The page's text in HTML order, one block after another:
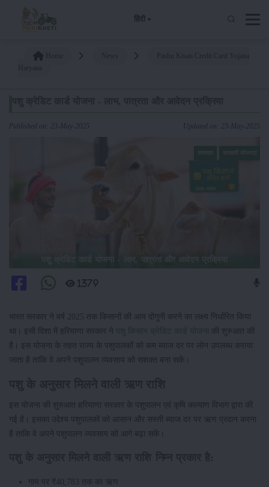
हिंदी
Published on: 23-May-2025 Updated on: 23-May-2025
पशु क्रेडिट कार्ड योजना - लाभ, पात्रता और आवेदन प्रक्रिया
1379
भारत सरकार ने वर्ष 2025 तक किसानों की आय दोगुनी करने का लक्ष्य निर्धारित किया
था। इसी दिशा में हरियाणा सरकार ने
पशु किसान क्रेडिट कार्ड योजना
की शुरुआत की
है। इस योजना के तहत राज्य के पशुपालकों को कम ब्याज दर पर लोन उपलब्ध कराया
जाता है ताकि वे अपने पशुपालन व्यवसाय को सशक्त बना सकें।
इस योजना की शुरुआत हरियाणा सरकार के पशुपालन एवं कृषि कल्याण विभाग द्वारा की
गई है। इसका उद्देश्य पशुपालकों को आसान और सस्ती ब्याज दर पर ऋण प्रदान करना
है ताकि वे अपने पशुपालन व्यवसाय को आगे बढ़ा सकें।
गाय पर ₹40,783 तक का ऋण